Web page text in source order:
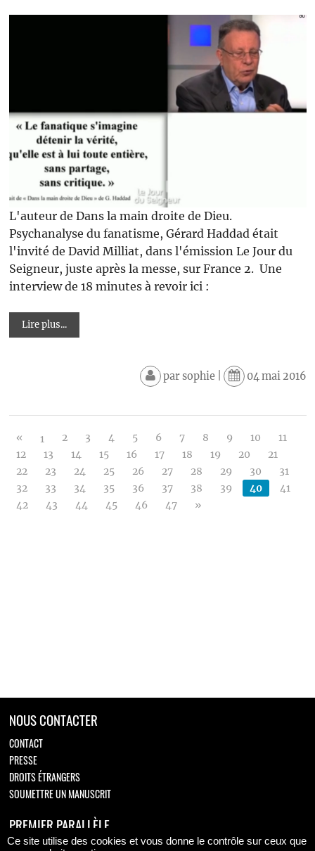
L'auteur de Dans la main droite de Dieu.
Psychanalyse du fanatisme, Gérard Haddad était
l'invité de David Milliat, dans l'émission Le Jour du
Seigneur, juste après la messe, sur France 2. Une
interview de 18 minutes à revoir ici :
Lire plus...
parsophie| 04 mai 2016
« 1 2 3 4 5 6 7 8 9 10
11
12
13 14 15 16 17 18 19 20
21
22
23 24 25 26 27 28 29 30
31
32
33 34 35 36 37 38 39 40
41
42
43 44 45 46 47 »
NOUS CONTACTER
CONTACT
PRESSE
DROITS ÉTRANGERS
SOUMETTRE UN MANUSCRIT
PREMIER PARALLÈLE
Retrouvez-nous sur
Ce site utilise des cookies et vous donne le contrôle sur ceux que